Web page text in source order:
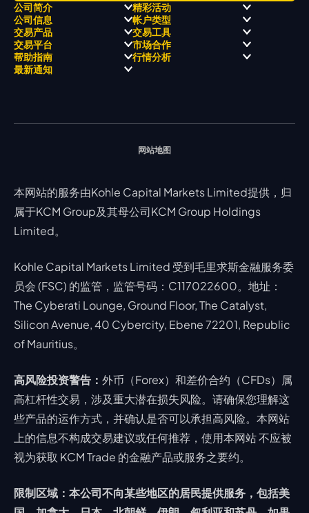
公司简介
关于
关于 KCM Group
三大优势
奖项和成就
精彩活动
职业高尔夫 x 飘移队
全球高尔夫锦标赛
公司信息
经营理念
公开信息与风险披露
公司新闻
视频库
帐户类型
ECN 账户
STP 账户
账户比较
交易产品
Forex
贵金属
能源
交易工具
交易平台
MetaTrader 4
MetaTrader 5
市场合作
帮助指南 行情分析
最新通知
网站地图
本网站的服务由Kohle Capital Markets Limited提供，归
属于KCM Group及其母公司KCM Group Holdings
Limited。
Kohle Capital Markets Limited 受到毛里求斯金融服务委
员会 (FSC) 的监管，监管号码：C117022600。地址：
The Cyberati Lounge, Ground Floor, The Catalyst,
Silicon Avenue, 40 Cybercity, Ebene 72201, Republic
of Mauritius。
高风险投资警告： 外币（Forex）和差价合约（CFDs）属
高杠杆性交易，涉及重大潜在损失风险。请确保您理解这
些产品的运作方式，并确认是否可以承担高风险。本网站
上的信息不构成交易建议或任何推荐，使用本网站 不应被
视为获取 KCM Trade 的金融产品或服务之要约。
限制区域：本公司不向某些地区的居民提供服务，包括美